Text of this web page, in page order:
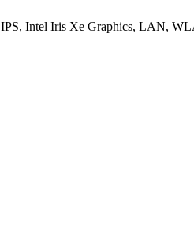
Intel Iris Xe Graphics, LAN,